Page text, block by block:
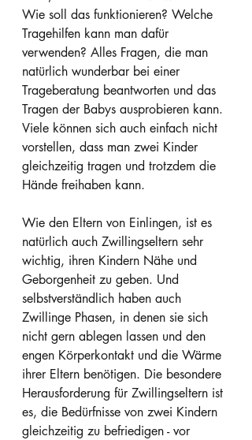
Wie soll das funktionieren? Welche
Tragehilfen kann man dafür
verwenden? Alles Fragen, die man
natürlich wunderbar bei einer
Trageberatung beantworten und das
Tragen der Babys ausprobieren kann.
Viele können sich auch einfach nicht
vorstellen, dass man zwei Kinder
gleichzeitig tragen und trotzdem die
Hände freihaben kann.
Wie den Eltern von Einlingen, ist es
natürlich auch Zwillingseltern sehr
wichtig, ihren Kindern Nähe und
Geborgenheit zu geben. Und
selbstverständlich haben auch
Zwillinge Phasen, in denen sie sich
nicht gern ablegen lassen und den
engen Körperkontakt und die Wärme
ihrer Eltern benötigen. Die besondere
Herausforderung für Zwillingseltern ist
es, die Bedürfnisse von zwei Kindern
gleichzeitig zu befriedigen - vor